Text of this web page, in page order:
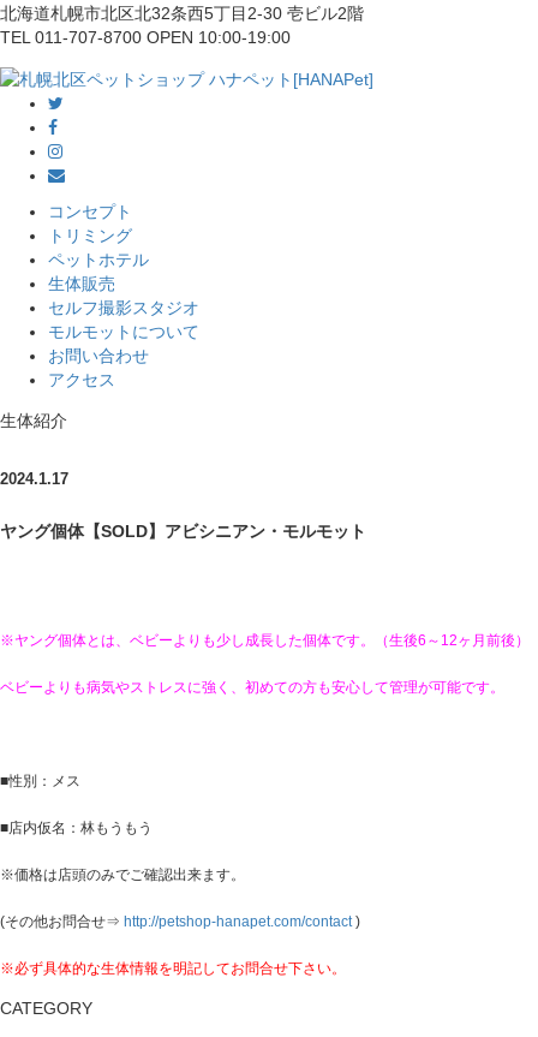
北海道札幌市北区北32条西5丁目2-30 壱ビル2階
TEL 011-707-8700 OPEN 10:00-19:00
コンセプト
トリミング
ペットホテル
生体販売
セルフ撮影スタジオ
モルモットについて
お問い合わせ
アクセス
生体紹介
2024.1.17
ヤング個体【SOLD】アビシニアン・モルモット
※ヤング個体とは、ベビーよりも少し成長した個体です。（生後6～12ヶ月前後）
ベビーよりも病気やストレスに強く、初めての方も安心して管理が可能です。
■性別：メス
■店内仮名：林もうもう
※価格は店頭のみでご確認出来ます。
(その他お問合せ⇒ http://petshop-hanapet.com/contact )
※必ず具体的な生体情報を明記してお問合せ下さい。
CATEGORY